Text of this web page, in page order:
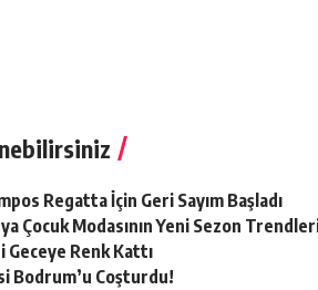
Regatta İçin Geri Sayım Başladı
Çocuk Modasının Yeni Sezon
Geceye Renk Kattı
Bodrum’u Coşturdu!